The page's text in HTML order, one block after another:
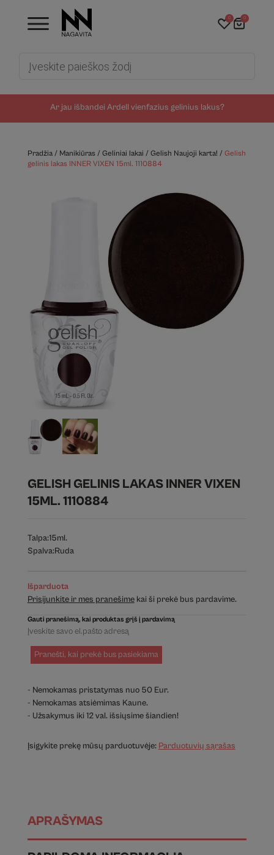
Ar jau išbandei Ardell vienfazius gelinius lakus?
0 0
Pradžia/ Manikiūras/ Geliniai lakai / Gelish Naujoji karta! / Gelish
gelinis lakas INNER VIXEN 15ml. 1110884
GELISH GELINIS LAKAS INNER VIXEN
15ML. 1110884
Talpa:15ml.
Spalva:Ruda
Išparduota
Prisijunkite ir mes pranešimekai ši prekė bus pardavime.
Gauti pranešimą, kai produktas grįš į pardavimą
Pranešti, kai prekė bus pasiekiama
- Nemokamas pristatymas nuo 50 Eur.
- Nemokamas atsiėmimas Kaune.
- Užsakymus iki 12 val. išsiųsime šiandien!
Įsigykite prekę mūsų parduotuvėje: Parduotuvių sąrašas
APRAŠYMAS